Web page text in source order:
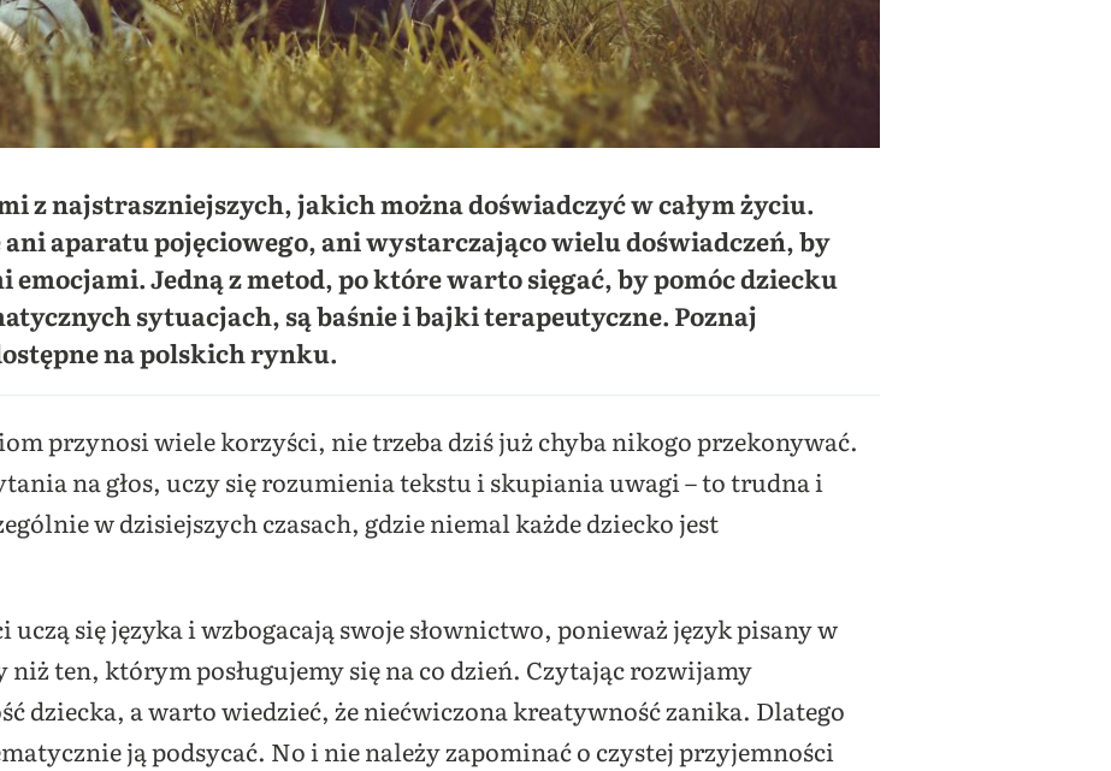
z najstraszniejszych, jakich można doświadczyć w całym życiu.
ani aparatu pojęciowego, ani wystarczająco wielu doświadczeń, by
Jedną z metod, po które warto sięgać, by pomóc dziecku
sytuacjach, są baśnie i bajki terapeutyczne. Poznaj
na polskich rynku.
przynosi wiele korzyści, nie trzeba dziś już chyba nikogo przekonywać.
na głos, uczy się rozumienia tekstu i skupiania uwagi – to trudna i
w dzisiejszych czasach, gdzie niemal każde dziecko jest
uczą się języka i wzbogacają swoje słownictwo, ponieważ język pisany w
niż ten, którym posługujemy się na co dzień. Czytając rozwijamy
dziecka, a warto wiedzieć, że niećwiczona kreatywność zanika. Dlatego
ją podsycać. No i nie należy zapominać o czystej przyjemności